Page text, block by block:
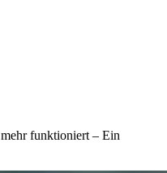
funktioniert – Ein